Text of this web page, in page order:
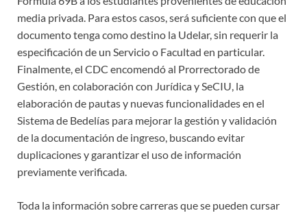
media privada. Para estos casos, será suficiente con que el
documento tenga como destino la Udelar, sin requerir la
especificación de un Servicio o Facultad en particular.
Finalmente, el CDC encomendó al Prorrectorado de
Gestión, en colaboración con Jurídica y SeCIU, la
elaboración de pautas y nuevas funcionalidades en el
Sistema de Bedelías para mejorar la gestión y validación
de la documentación de ingreso, buscando evitar
duplicaciones y garantizar el uso de información
previamente verificada.
Toda la información sobre carreras que se pueden cursar